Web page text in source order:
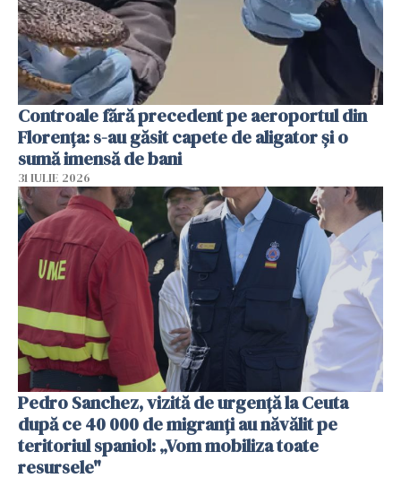
Controale fără precedent pe aeroportul din
Florența: s-au găsit capete de aligator și o
sumă imensă de bani
31 IULIE 2026
Pedro Sanchez, vizită de urgență la Ceuta
după ce 40 000 de migranți au năvălit pe
teritoriul spaniol: „Vom mobiliza toate
resursele"